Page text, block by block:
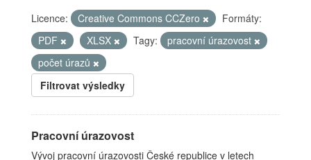
Licence: Creative Commons CCZero
Formáty:
PDF
XLSX Tagy:
pracovní úrazovost
počet úrazů
Filtrovat výsledky
Pracovní úrazovost
Vývoj pracovní úrazovosti České republice v letech